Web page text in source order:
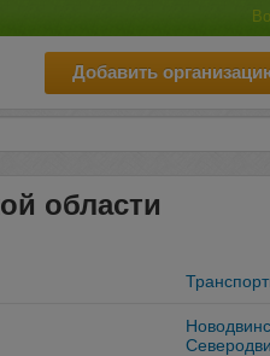
Добавить
области